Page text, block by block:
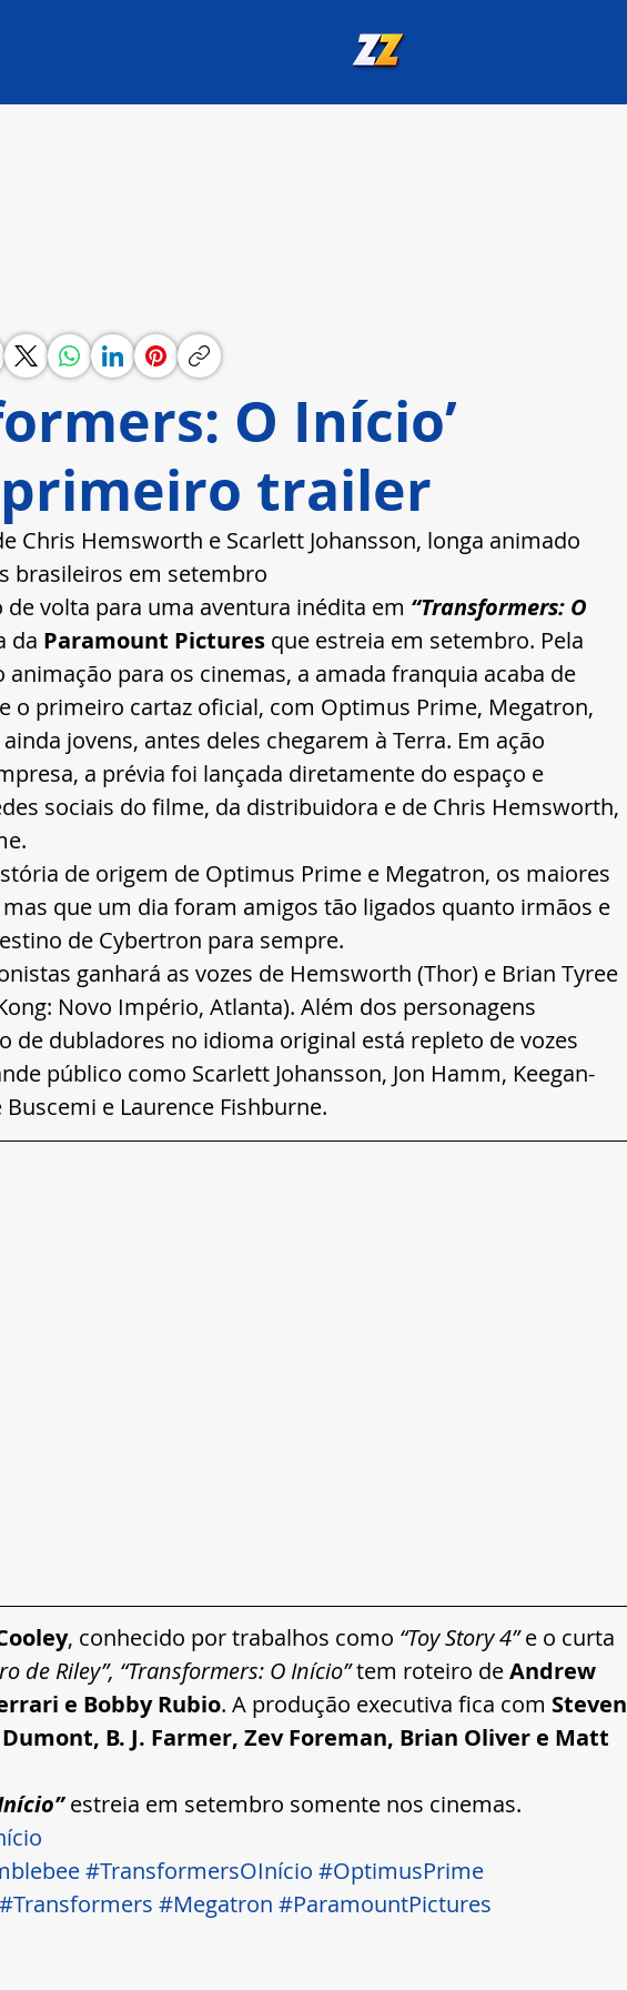
O Início’
trailer
Chris Hemsworth e Scarlett Johansson, longa animado
brasileiros em setembro
volta para uma aventura inédita em “Transformers: O
da Paramount Pictures que estreia em setembro. Pela
para os cinemas, a amada franquia acaba de
o primeiro cartaz oficial, com Optimus Prime, Megatron,
jovens, antes deles chegarem à Terra. Em ação
a prévia foi lançada diretamente do espaço e
sociais do filme, da distribuidora e de Chris Hemsworth,
de origem de Optimus Prime e Megatron, os maiores
que um dia foram amigos tão ligados quanto irmãos e
de Cybertron para sempre.
ganhará as vozes de Hemsworth (Thor) e Brian Tyree
Novo Império, Atlanta). Além dos personagens
de dubladores no idioma original está repleto de vozes
público como Scarlett Johansson, Jon Hamm, Keegan-
Buscemi e Laurence Fishburne.
, conhecido por trabalhos como “Toy Story 4” e o curta
de Riley”, “Transformers: O Início” tem roteiro de Andrew
e Bobby Rubio. A produção executiva fica com Steven
B. J. Farmer, Zev Foreman, Brian Oliver e Matt
estreia em setembro somente nos cinemas.
#TransformersOInício #OptimusPrime
#Transformers #Megatron #ParamountPictures